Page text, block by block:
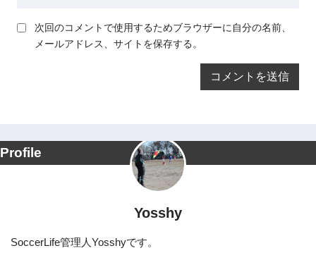
次回のコメントで使用するためブラウザーに自分の名前、
メールアドレス、サイトを保存する。
Profile
Yosshy
SoccerLife管理人Yosshyです。